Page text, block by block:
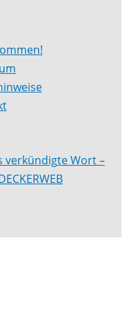
verkündigte Wort –